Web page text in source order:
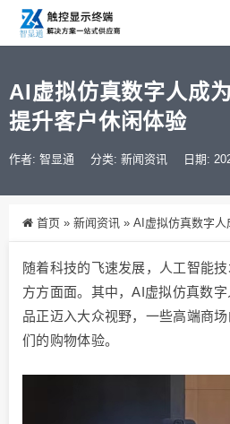
AI虚拟仿真数字人成
提升客户休闲体验
作者: 智显通 分类: 新闻资讯 日期:
首页 » 新闻资讯 » AI虚拟仿真数字人成
随着科技的飞速发展，人工智能
方方面面。其中，AI虚拟仿真数
品正迈入大众视野，一些高端商
们的购物体验。